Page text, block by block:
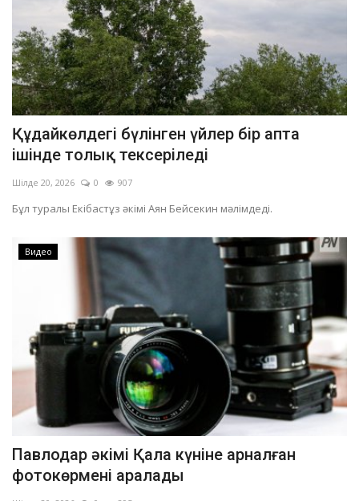
Құдайкөлдегі бүлінген үйлер бір апта
ішінде толық тексеріледі
Шілде 20, 2026 0 907
Бұл туралы Екібастұз әкімі Аян Бейсекин мәлімдеді.
Видео
Павлодар әкімі Қала күніне арналған
фотокөрмені аралады